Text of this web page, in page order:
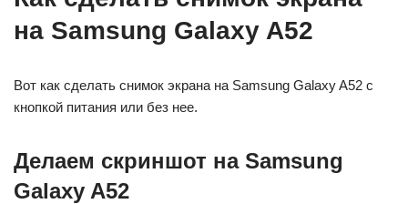
на Samsung Galaxy A52
Вот как сделать снимок экрана на Samsung Galaxy A52 с
кнопкой питания или без нее.
Делаем скриншот на Samsung
Galaxy A52